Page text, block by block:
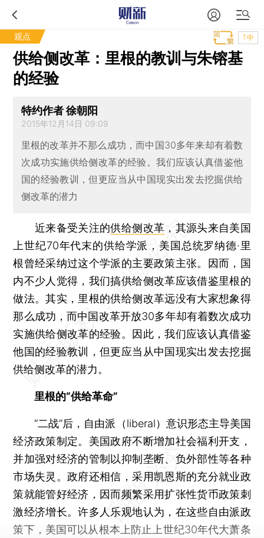
观点 T中
供给侧改革：里根的教训与朱镕基
的经验
特约作者 徐朝阳
2015年12月14日 09:09
里根的改革并不那么成功，而中国30多年来却有着数
次成功实施供给侧改革的经验。我们应该认真借鉴他
国的经验教训，但更应当从中国现实出发去挖掘供给
侧改革的潜力
近来备受关注的供给侧改革 ，其源头来自美国
上世纪70年代末的供给学派，美国总统罗纳德·里
根曾经采纳过这个学派的主要政策主张。因而，国
内不少人觉得，我们搞供给侧改革应该借鉴里根的
做法。其实，里根的供给侧改革远没有大家想象得
那么成功，而中国改革开放30多年却有着数次成功
实施供给侧改革的经验。因此，我们应该认真借鉴
他国的经验教训，但更应当从中国现实出发去挖掘
供给侧改革的潜力。
里根的“供给革命”
“二战”后，自由派（liberal）意识形态主导美国
经济政策制定。美国政府不断增加社会福利开支，
并加强对经济的管制以抑制垄断、负外部性等各种
市场失灵。政府还相信，采用凯恩斯的充分就业政
策就能管好经济，因而频繁采用扩张性货币政策刺
激经济增长。许多人乐观地认为，在这些自由派政
策下，美国可以从根本上防止上世纪30年代大萧条